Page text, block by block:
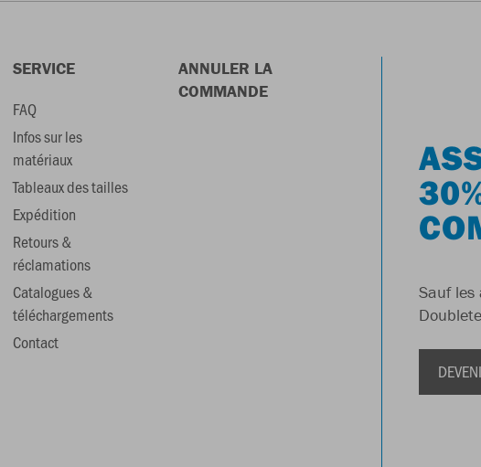
SERVICE
FAQ
Infos sur les
matériaux
Tableaux des tailles
Expédition
Retours &
réclamations
Catalogues &
téléchargements
Contact
ANNULER LA
COMMANDE
Sauf les